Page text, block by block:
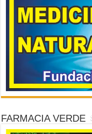
FARMACIA VERDE